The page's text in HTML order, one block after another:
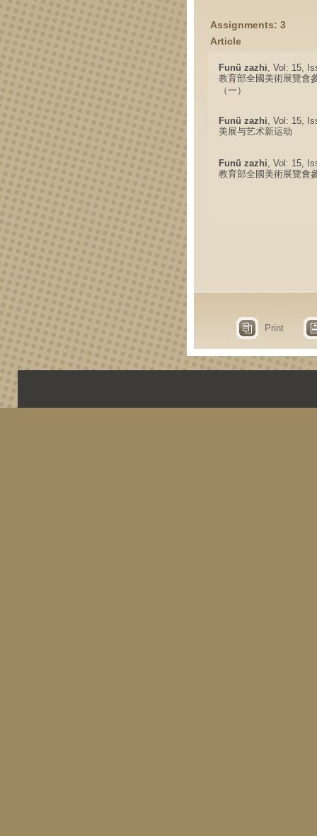
Assignments: 3
Article
Funü zazhi, Vol: 15,
教育部全國美術展覽會
（一）
Funü zazhi, Vol: 15,
美展与艺术新运动
Funü zazhi, Vol: 15,
教育部全國美術展覽會
Print